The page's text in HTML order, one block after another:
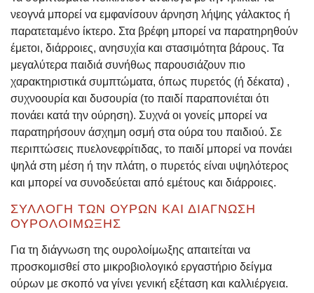
νεογνά μπορεί να εμφανίσουν άρνηση λήψης γάλακτος ή
παρατεταμένο ίκτερο. Στα βρέφη μπορεί να παρατηρηθούν
έμετοι, διάρροιες, ανησυχία και στασιμότητα βάρους. Τα
μεγαλύτερα παιδιά συνήθως παρουσιάζουν πιο
χαρακτηριστικά συμπτώματα, όπως πυρετός (ή δέκατα) ,
συχνοουρία και δυσουρία (το παιδί παραπονιέται ότι
πονάει κατά την ούρηση). Συχνά οι γονείς μπορεί να
παρατηρήσουν άσχημη οσμή στα ούρα του παιδιού. Σε
περιπτώσεις πυελονεφρίτιδας, το παιδί μπορεί να πονάει
ψηλά στη μέση ή την πλάτη, ο πυρετός είναι υψηλότερος
και μπορεί να συνοδεύεται από εμέτους και διάρροιες.
ΣΥΛΛΟΓΉ ΤΩΝ ΟΎΡΩΝ ΚΑΙ ΔΙΆΓΝΩΣΗ
ΟΥΡΟΛΟΊΜΩΞΗΣ
Για τη διάγνωση της ουρολοίμωξης απαιτείται να
προσκομισθεί στο μικροβιολογικό εργαστήριο δείγμα
ούρων με σκοπό να γίνει γενική εξέταση και καλλιέργεια.